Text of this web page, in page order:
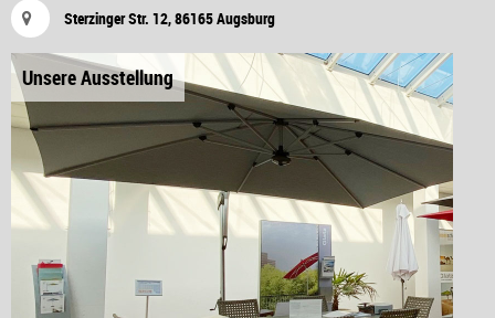
Sterzinger Str. 12, 86165 Augsburg
Unsere Ausstellung